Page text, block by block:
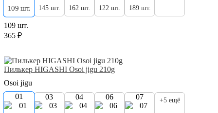
109 шт. 145 шт. 162 шт. 122 шт. 189 шт.
109 шт.
365 ₽
Пилькер HIGASHI Osoi jigu 210g
Osoi jigu
01 03 04 06 07 +5 ещё